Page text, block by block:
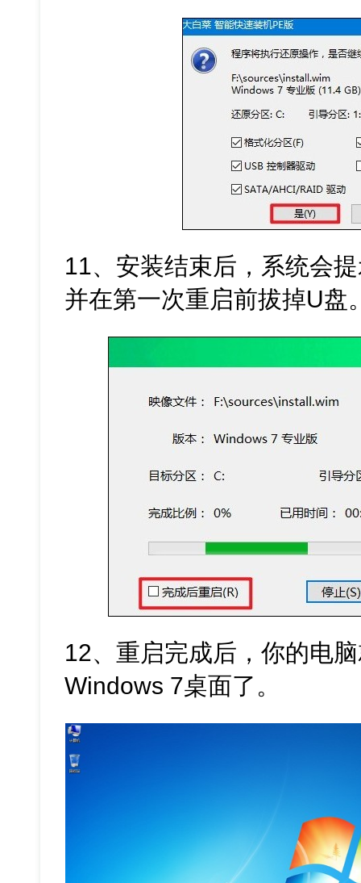
11、安装结束后，系统会
并在第一次重启前拔掉U盘
12、重启完成后，你的电
Windows 7桌面了。